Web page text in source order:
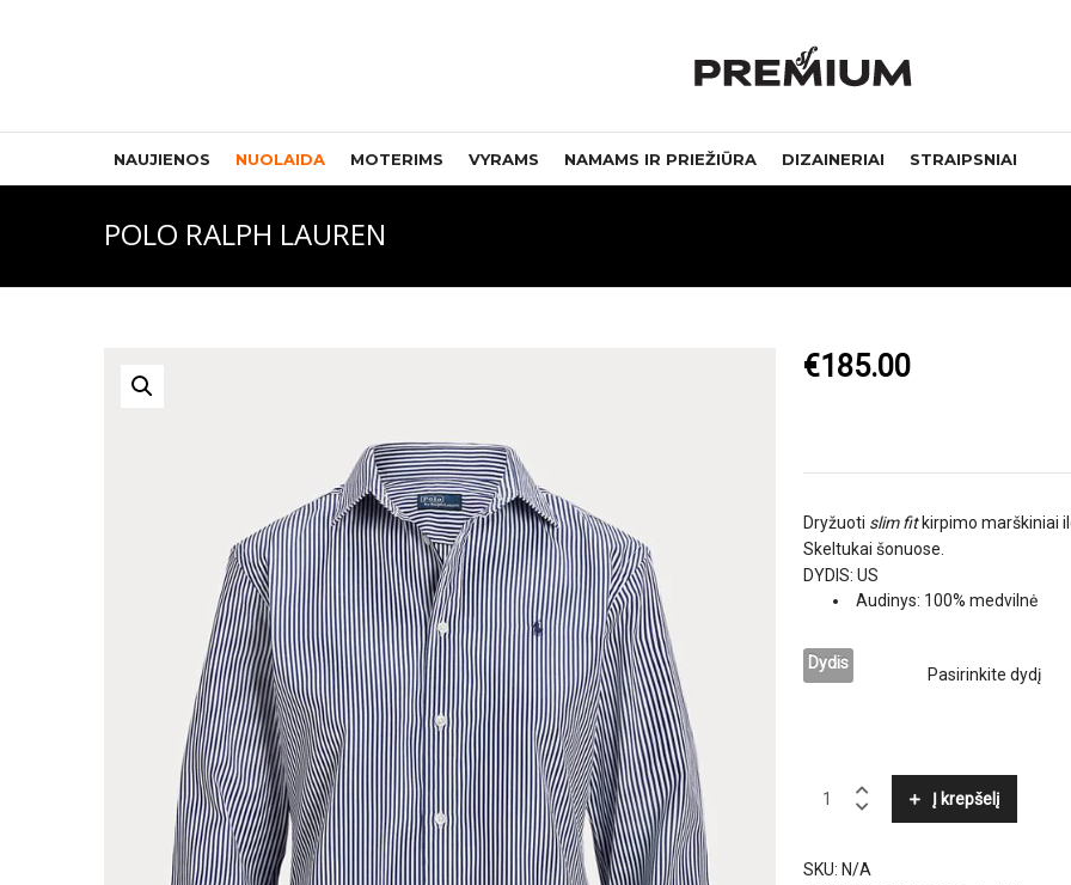
NAUJIENOS NUOLAIDA MOTERIMS VYRAMS NAMAMS IR PRIEŽIŪRA DIZAINERIAI STRAIPSNIAI
POLO RALPH LAUREN
€185.00
Dryžuoti slim fitkirpimo marškiniai
Skeltukai šonuose.
DYDIS: US
Audinys: 100% medvilnė
Dydis
RALPH
Į krepšelį
SKU: N/A